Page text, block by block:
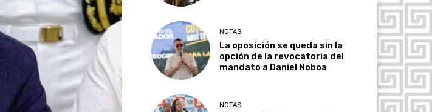
NOTAS
La oposición se queda sin la
opción de la revocatoria del
mandato a Daniel Noboa
NOTAS